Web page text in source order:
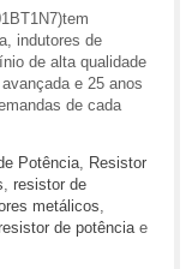
indutores de
de alta qualidade
e 25 anos
de cada
Potência, Resistor
, resistor de
metálicos,
de potênciae